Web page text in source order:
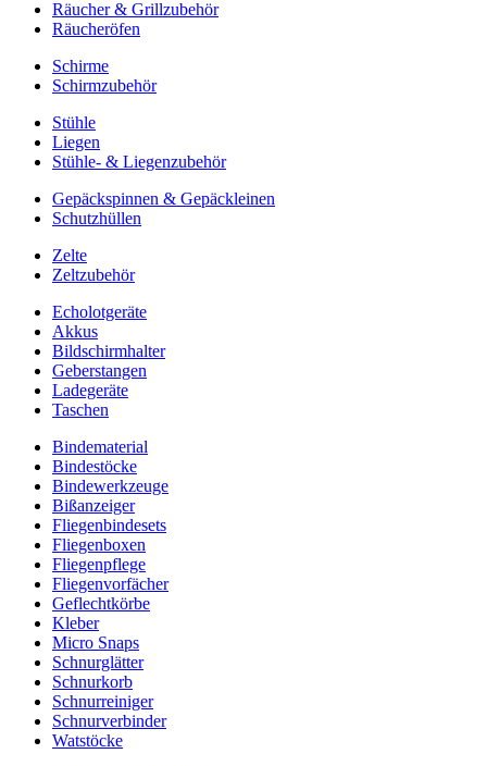
Räucher & Grillzubehör
Räucheröfen
Schirme
Schirmzubehör
Stühle
Liegen
Stühle- & Liegenzubehör
Gepäckspinnen & Gepäckleinen
Schutzhüllen
Zelte
Zeltzubehör
Echolotgeräte
Akkus
Bildschirmhalter
Geberstangen
Ladegeräte
Taschen
Bindematerial
Bindestöcke
Bindewerkzeuge
Bißanzeiger
Fliegenbindesets
Fliegenboxen
Fliegenpflege
Fliegenvorfächer
Geflechtkörbe
Kleber
Micro Snaps
Schnurglätter
Schnurkorb
Schnurreiniger
Schnurverbinder
Watstöcke